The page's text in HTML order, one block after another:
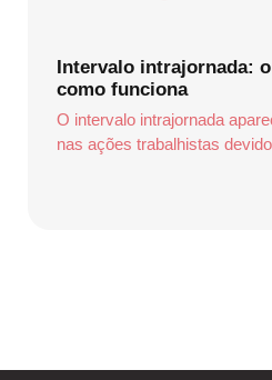
Intervalo intrajornada:
como funciona
O intervalo intrajornada
nas ações trabalhistas devido